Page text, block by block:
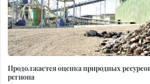
Продолжается оценка природных
региона